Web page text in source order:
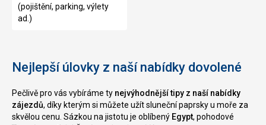
(pojištění, parking, výlety
ad.)
Nejlepší úlovky z naší nabídky dovolené
Pečlivě pro vás vybíráme ty nejvýhodnější tipy z naší nabídky
zájezdů, díky kterým si můžete užít sluneční paprsky u moře za
skvělou cenu. Sázkou na jistotu je oblíbený Egypt, pohodové